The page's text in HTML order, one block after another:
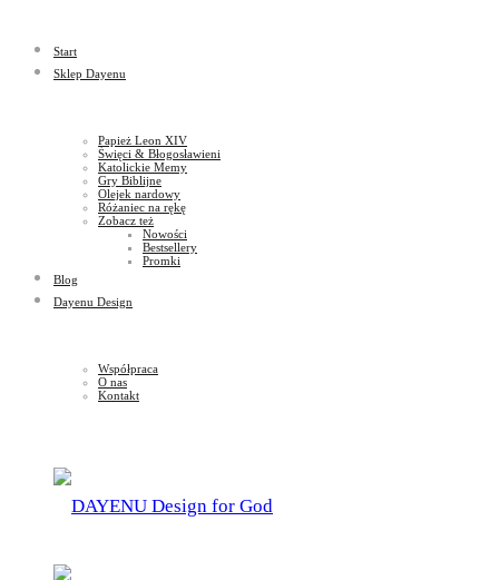
God
Start
Sklep Dayenu
Papież Leon XIV
Święci & Błogosławieni
Katolickie Memy
Gry Biblijne
Olejek nardowy
Różaniec na rękę
Zobacz też
Nowości
Bestsellery
Promki
Blog
Dayenu Design
Współpraca
O nas
Kontakt